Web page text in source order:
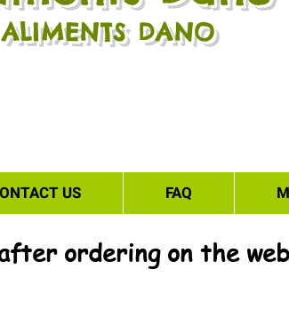
ALIMENTS DANO
US FAQ
ordering on the